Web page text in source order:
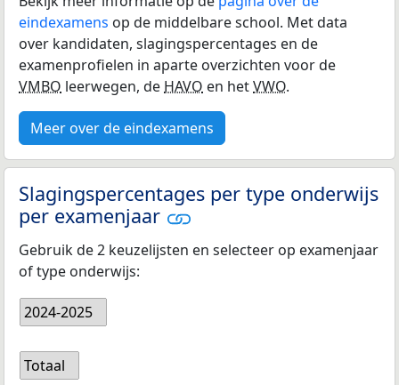
eindexamens op de middelbare school. Met data
over kandidaten, slagingspercentages en de
examenprofielen in aparte overzichten voor de
VMBO leerwegen, de HAVO en hetVWO.
Meer over de eindexamens
Slagingspercentages per type onderwijs
per examenjaar
Gebruik de 2 keuzelijsten en selecteer op examenjaar
of type onderwijs:
2024-2025
Totaal